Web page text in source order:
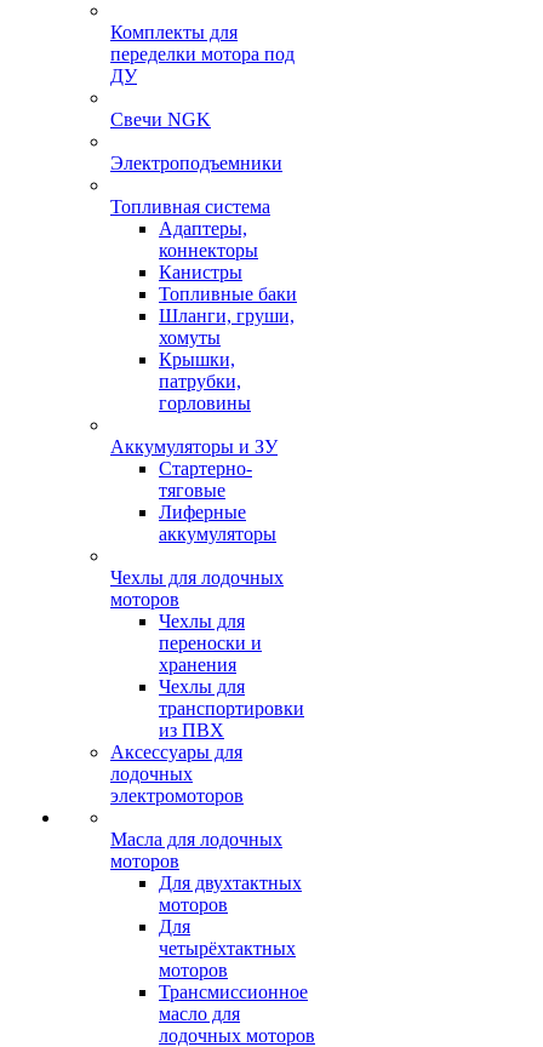
Комплекты для
переделки мотора под
ДУ
Свечи NGK
Электроподъемники
Топливная система
Адаптеры,
коннекторы
Канистры
Топливные баки
Шланги, груши,
хомуты
Крышки,
патрубки,
горловины
Аккумуляторы и ЗУ
Стартерно-
тяговые
Лиферные
аккумуляторы
Чехлы для лодочных
моторов
Чехлы для
переноски и
хранения
Чехлы для
транспортировки
из ПВХ
Аксессуары для
лодочных
электромоторов
Масла для лодочных
моторов
Для двухтактных
моторов
Для
четырёхтактных
моторов
Трансмиссионное
масло для
лодочных моторов